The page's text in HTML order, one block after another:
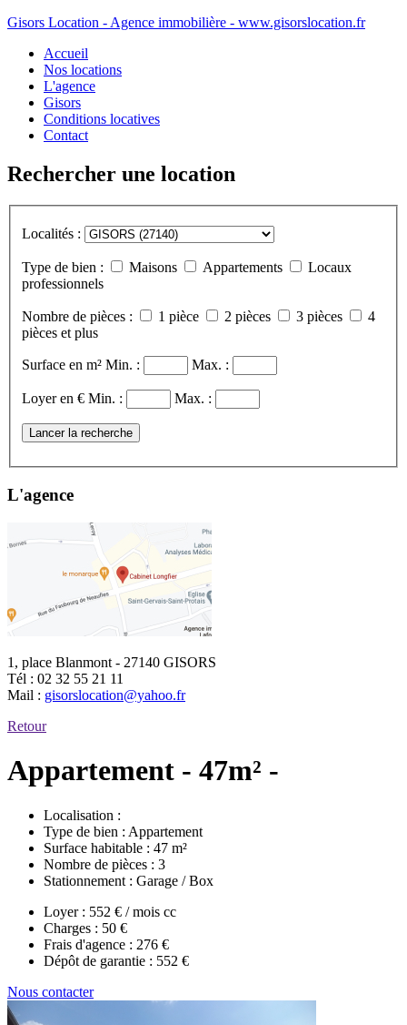
Gisors Location - Agence immobilière - www.gisorslocation.fr
Accueil
Nos locations
L'agence
Gisors
Conditions locatives
Contact
Rechercher une location
Localités :
Type de bien : Maisons Appartements
Locaux
professionnels
Nombre de pièces : 1 pièce 2 pièces 3 pièces
4
pièces et plus
Surface en m² Min. : Max. :
Loyer en € Min. : Max. :
Lancer la recherche
L'agence
1, place Blanmont - 27140 GISORS
Tél : 02 32 55 21 11
Mail : gisorslocation@yahoo.fr
Retour
Appartement - 47m² -
Localisation :
Type de bien : Appartement
Surface habitable : 47 m²
Nombre de pièces : 3
Stationnement : Garage / Box
Loyer : 552 € / mois cc
Charges : 50 €
Frais d'agence : 276 €
Dépôt de garantie : 552 €
Nous contacter